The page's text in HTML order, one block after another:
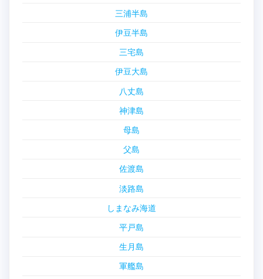
三浦半島
伊豆半島
三宅島
伊豆大島
八丈島
神津島
母島
父島
佐渡島
淡路島
しまなみ海道
平戸島
生月島
軍艦島